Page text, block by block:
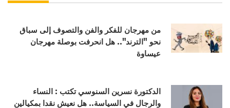
من مهرجان للفكر والفن والتصوف إلى سباق
نحو "الترند".. هل انحرفت بوصلة مهرجان
عيساوة
الدكتورة نسرين السنوسي تكتب : النساء
والرجال في السياسة.. هل نعيش نقدا بمكيالين